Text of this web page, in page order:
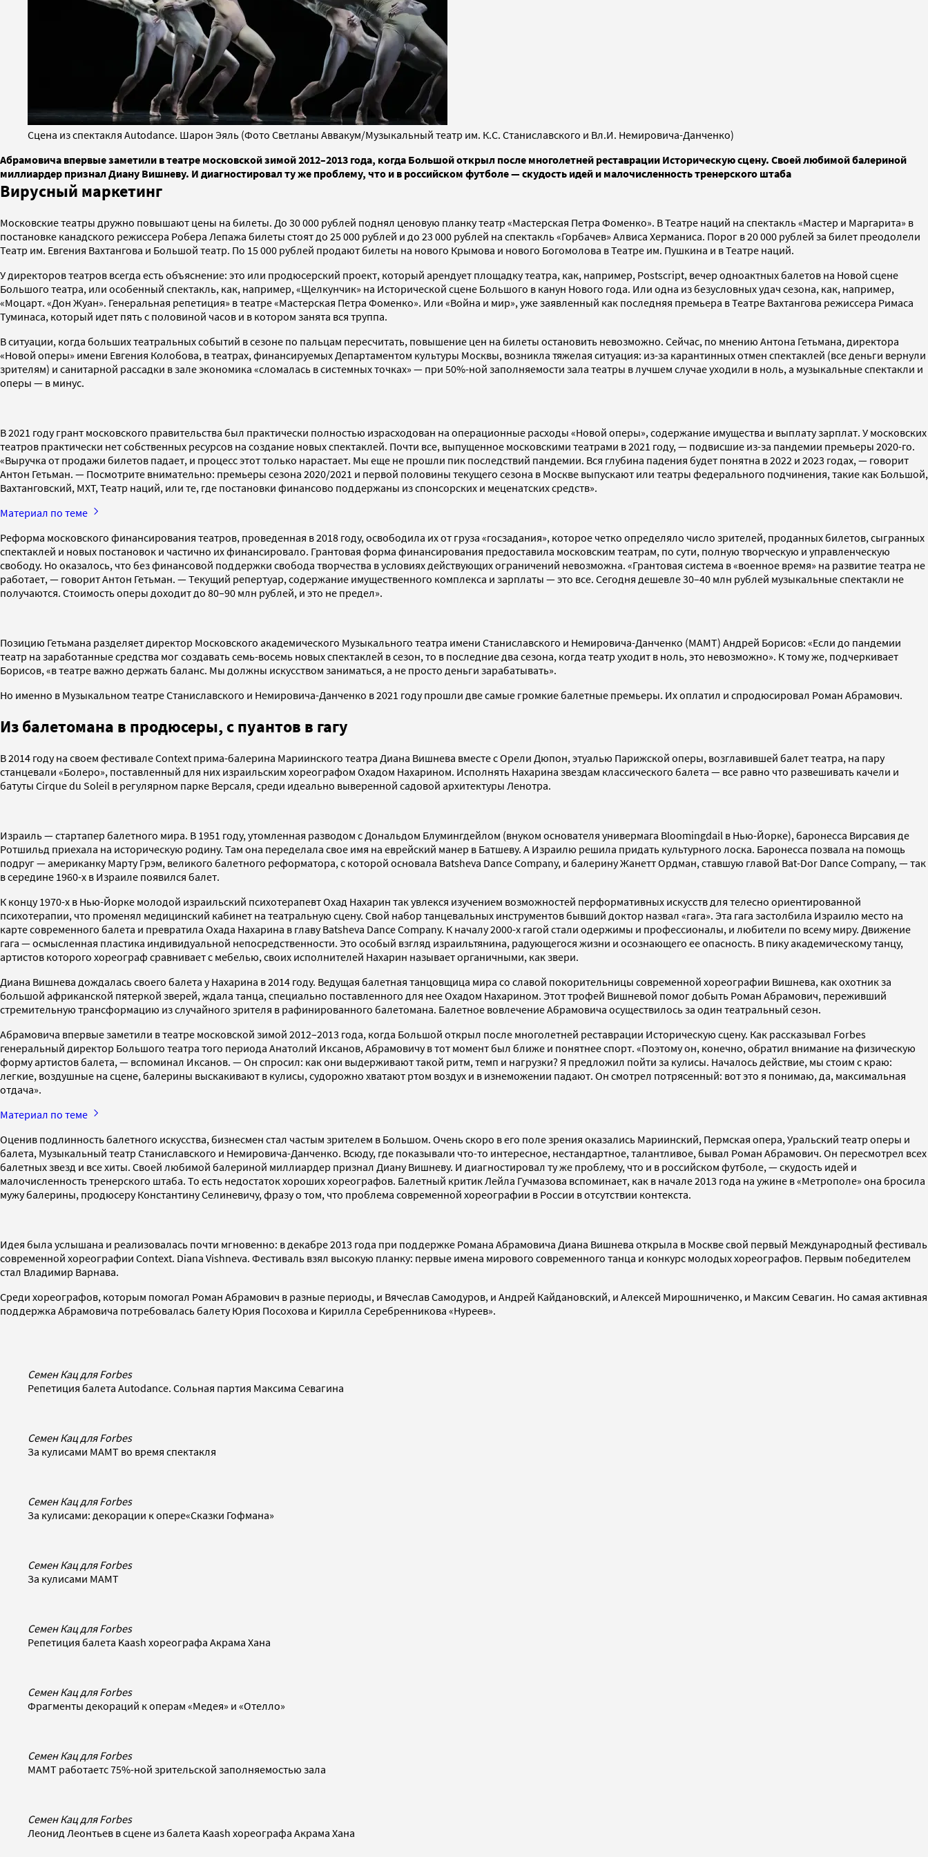
Сцена из спектакля Autodance. Шарон Эяль (Фото Светланы Аввакум/Музыкальный театр им. К.С. Станиславского и Вл.И. Немировича-Данченко)
Абрамовича впервые заметили в театре московской зимой 2012–2013 года, когда Большой открыл после многолетней реставрации Историческую сцену. Своей любимой балериной
миллиардер признал Диану Вишневу. И диагностировал ту же проблему, что и в российском футболе — скудость идей и малочисленность тренерского штаба
Вирусный маркетинг
Московские театры дружно повышают цены на билеты. До 30 000 рублей поднял ценовую планку театр «Мастерская Петра Фоменко». В Театре наций на спектакль «Мастер и Маргарита» в
постановке канадского режиссера Робера Лепажа билеты стоят до 25 000 рублей и до 23 000 рублей на спектакль «Горбачев» Алвиса Херманиса. Порог в 20 000 рублей за билет преодолели
Театр им. Евгения Вахтангова и Большой театр. По 15 000 рублей продают билеты на нового Крымова и нового Богомолова в Театре им. Пушкина и в Театре наций.
У директоров театров всегда есть объяснение: это или продюсерский проект, который арендует площадку театра, как, например, Postscript, вечер одноактных балетов на Новой сцене
Большого театра, или особенный спектакль, как, например, «Щелкунчик» на Исторической сцене Большого в канун Нового года. Или одна из безусловных удач сезона, как, например,
«Моцарт. «Дон Жуан». Генеральная репетиция» в театре «Мастерская Петра Фоменко». Или «Война и мир», уже заявленный как последняя премьера в Театре Вахтангова режиссера Римаса
Туминаса, который идет пять с половиной часов и в котором занята вся труппа.
В ситуации, когда больших театральных событий в сезоне по пальцам пересчитать, повышение цен на билеты остановить невозможно. Сейчас, по мнению Антона Гетьмана, директора
«Новой оперы» имени Евгения Колобова, в театрах, финансируемых Департаментом культуры Москвы, возникла тяжелая ситуация: из-за карантинных отмен спектаклей (все деньги вернули
зрителям) и санитарной рассадки в зале экономика «сломалась в системных точках» — при 50%-ной заполняемости зала театры в лучшем случае уходили в ноль, а музыкальные спектакли и
оперы — в минус.
В 2021 году грант московского правительства был практически полностью израсходован на операционные расходы «Новой оперы», содержание имущества и выплату зарплат. У московских
театров практически нет собственных ресурсов на создание новых спектаклей. Почти все, выпущенное московскими театрами в 2021 году, — подвисшие из-за пандемии премьеры 2020-го.
«Выручка от продажи билетов падает, и процесс этот только нарастает. Мы еще не прошли пик последствий пандемии. Вся глубина падения будет понятна в 2022 и 2023 годах, — говорит
Антон Гетьман. — Посмотрите внимательно: премьеры сезона 2020/2021 и первой половины текущего сезона в Москве выпускают или театры федерального подчинения, такие как Большой,
Вахтанговский, МХТ, Театр наций, или те, где постановки финансово поддержаны из спонсорских и меценатских средств».
Материал по теме
Реформа московского финансирования театров, проведенная в 2018 году, освободила их от груза «госзадания», которое четко определяло число зрителей, проданных билетов, сыгранных
спектаклей и новых постановок и частично их финансировало. Грантовая форма финансирования предоставила московским театрам, по сути, полную творческую и управленческую
свободу. Но оказалось, что без финансовой поддержки свобода творчества в условиях действующих ограничений невозможна. «Грантовая система в «военное время» на развитие театра не
работает, — говорит Антон Гетьман. — Текущий репертуар, содержание имущественного комплекса и зарплаты — это все. Сегодня дешевле 30–40 млн рублей музыкальные спектакли не
получаются. Стоимость оперы доходит до 80–90 млн рублей, и это не предел».
Позицию Гетьмана разделяет директор Московского академического Музыкального театра имени Станиславского и Немировича-Данченко (МАМТ) Андрей Борисов: «Если до пандемии
театр на заработанные средства мог создавать семь-восемь новых спектаклей в сезон, то в последние два сезона, когда театр уходит в ноль, это невозможно». К тому же, подчеркивает
Борисов, «в театре важно держать баланс. Мы должны искусством заниматься, а не просто деньги зарабатывать».
Но именно в Музыкальном театре Станиславского и Немировича-Данченко в 2021 году прошли две самые громкие балетные премьеры. Их оплатил и спродюсировал Роман Абрамович.
Из балетомана в продюсеры, с пуантов в гагу
В 2014 году на своем фестивале Context прима-балерина Мариинского театра Диана Вишнева вместе с Орели Дюпон, этуалью Парижской оперы, возглавившей балет театра, на пару
станцевали «Болеро», поставленный для них израильским хореографом Охадом Нахарином. Исполнять Нахарина звездам классического балета — все равно что развешивать качели и
батуты Cirque du Soleil в регулярном парке Версаля, среди идеально выверенной садовой архитектуры Ленотра.
Израиль — стартапер балетного мира. В 1951 году, утомленная разводом с Дональдом Блумингдейлом (внуком основателя универмага Bloomingdail в Нью-Йорке), баронесса Вирсавия де
Ротшильд приехала на историческую родину. Там она переделала свое имя на еврейский манер в Батшеву. А Израилю решила придать культурного лоска. Баронесса позвала на помощь
подруг — американку Марту Грэм, великого балетного реформатора, с которой основала Batsheva Dance Company, и балерину Жанетт Ордман, ставшую главой Bat-Dor Dance Company, — так
в середине 1960-х в Израиле появился балет.
К концу 1970-х в Нью-Йорке молодой израильский психотерапевт Охад Нахарин так увлекся изучением возможностей перформативных искусств для телесно ориентированной
психотерапии, что променял медицинский кабинет на театральную сцену. Свой набор танцевальных инструментов бывший доктор назвал «гага». Эта гага застолбила Израилю место на
карте современного балета и превратила Охада Нахарина в главу Batsheva Dance Company. К началу 2000-х гагой стали одержимы и профессионалы, и любители по всему миру. Движение
гага — осмысленная пластика индивидуальной непосредственности. Это особый взгляд израильтянина, радующегося жизни и осознающего ее опасность. В пику академическому танцу,
артистов которого хореограф сравнивает с мебелью, своих исполнителей Нахарин называет органичными, как звери.
Диана Вишнева дождалась своего балета у Нахарина в 2014 году. Ведущая балетная танцовщица мира со славой покорительницы современной хореографии Вишнева, как охотник за
большой африканской пятеркой зверей, ждала танца, специально поставленного для нее Охадом Нахарином. Этот трофей Вишневой помог добыть Роман Абрамович, переживший
стремительную трансформацию из случайного зрителя в рафинированного балетомана. Балетное вовлечение Абрамовича осуществилось за один театральный сезон.
Абрамовича впервые заметили в театре московской зимой 2012–2013 года, когда Большой открыл после многолетней реставрации Историческую сцену. Как рассказывал Forbes
генеральный директор Большого театра того периода Анатолий Иксанов, Абрамовичу в тот момент был ближе и понятнее спорт. «Поэтому он, конечно, обратил внимание на физическую
форму артистов балета, — вспоминал Иксанов. — Он спросил: как они выдерживают такой ритм, темп и нагрузки? Я предложил пойти за кулисы. Началось действие, мы стоим с краю:
легкие, воздушные на сцене, балерины выскакивают в кулисы, судорожно хватают ртом воздух и в изнеможении падают. Он смотрел потрясенный: вот это я понимаю, да, максимальная
отдача».
Материал по теме
Оценив подлинность балетного искусства, бизнесмен стал частым зрителем в Большом. Очень скоро в его поле зрения оказались Мариинский, Пермская опера, Уральский театр оперы и
балета, Музыкальный театр Станиславского и Немировича-Данченко. Всюду, где показывали что-то интересное, нестандартное, талантливое, бывал Роман Абрамович. Он пересмотрел всех
балетных звезд и все хиты. Своей любимой балериной миллиардер признал Диану Вишневу. И диагностировал ту же проблему, что и в российском футболе, — скудость идей и
малочисленность тренерского штаба. То есть недостаток хороших хореографов. Балетный критик Лейла Гучмазова вспоминает, как в начале 2013 года на ужине в «Метрополе» она бросила
мужу балерины, продюсеру Константину Селиневичу, фразу о том, что проблема современной хореографии в России в отсутствии контекста.
Идея была услышана и реализовалась почти мгновенно: в декабре 2013 года при поддержке Романа Абрамовича Диана Вишнева открыла в Москве свой первый Международный фестиваль
современной хореографии Context. Diana Vishneva. Фестиваль взял высокую планку: первые имена мирового современного танца и конкурс молодых хореографов. Первым победителем
стал Владимир Варнава.
Среди хореографов, которым помогал Роман Абрамович в разные периоды, и Вячеслав Самодуров, и Андрей Кайдановский, и Алексей Мирошниченко, и Максим Cевагин. Но самая активная
поддержка Абрамовича потребовалась балету Юрия Посохова и Кирилла Серебренникова «Нуреев».
Семен Кац для Forbes
Репетиция балета Autodance. Сольная партия Максима Севагина
Семен Кац для Forbes
За кулисами МАМТ во время спектакля
Семен Кац для Forbes
За кулисами: декорации к опере«Сказки Гофмана»
Семен Кац для Forbes
За кулисами МАМТ
Семен Кац для Forbes
Репетиция балета Kaash хореографа Акрама Хана
Семен Кац для Forbes
Фрагменты декораций к операм «Медея» и «Отелло»
Семен Кац для Forbes
МАМТ работаетс 75%-ной зрительской заполняемостью зала
Семен Кац для Forbes
Леонид Леонтьев в сцене из балета Kaash хореографа Акрама Хана